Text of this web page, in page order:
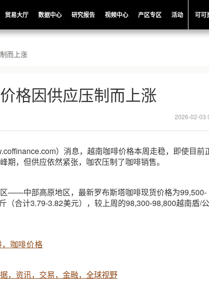
贸易大厅 数据中心 研究报告 视频中心 产区专区 活动 可可
而上涨
格因供应压制而上涨
2026-02-03
）消息，越南咖啡价格本周走稳，即使目前
期，但供应依然紧张，咖农压制了咖啡销售。
——中部高原地区，最新罗布斯塔咖啡现货价格为99,500-
（合计3.79-3.82美元），较上周的98,300-98,800越南盾/
咖啡价格
，资讯，交易，金融，全球视野